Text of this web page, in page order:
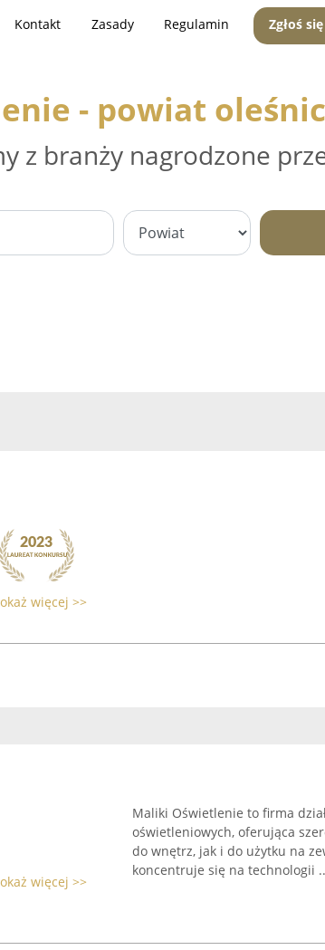
Kontakt Zasady Regulamin Zgłoś się
- powiat
z branży nagrodzone
więcej >>
więcej >>
Maliki Oświetlenie to firma
oświetleniowych, oferująca
do wnętrz, jak i do użytku na
koncentruje się na technologii